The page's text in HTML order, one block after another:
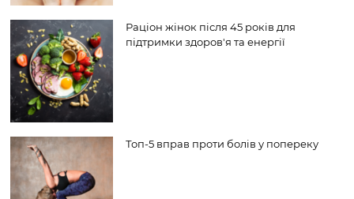
Раціон жінок після 45 років для
підтримки здоров'я та енергії
Топ-5 вправ проти болів у попереку